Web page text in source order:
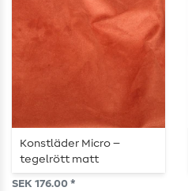
Konstläder Micro –
tegelrött matt
SEK 176.00 *